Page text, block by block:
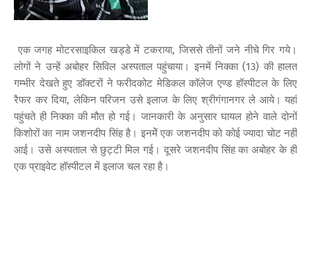
एक जगह मोटरसाइकिल खड्डे में टकराया, जिससे तीनों जने नीचे गिर गये।
लोगों ने उन्हें अबोहर सिविल अस्पताल पहुंचाया। इनमें निक्का (13) की हालत
गम्भीर देखते हुए डॉक्टरों ने फरीदकोट मेडिकल कॉलेज एण्ड हॉस्पीटल के लिए
रैफर कर दिया, लेकिन परिजन उसे इलाज के लिए श्रीगंगानगर ले आये। यहां
पहुंचते ही निक्का की मौत हो गई। जानकारी के अनुसार घायल होने वाले दोनों
किशोरों का नाम जशनदीप सिंह है। इनमेें एक जशनदीप को कोई ज्यादा चोट नहीं
आई। उसे अस्पताल से छुट्टी मिल गई। दूसरे जशनदीप सिंह का अबोहर के ही
एक प्राइवेट हॉस्पीटल में इलाज चल रहा है।